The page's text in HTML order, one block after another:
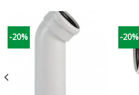
-20% -20%